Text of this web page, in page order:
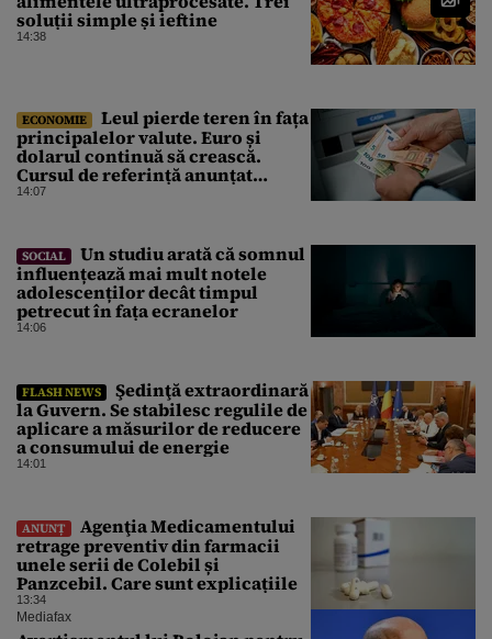
soluții simple și ieftine
14:38
ECONOMIE
Leul pierde teren în fața
principalelor valute. Euro și
dolarul continuă să crească.
Cursul de referință anunțat
pentru vineri de BNR
14:07
SOCIAL
Un studiu arată că somnul
influențează mai mult notele
adolescenților decât timpul
petrecut în fața ecranelor
14:06
FLASH NEWS
Şedinţă extraordinară
la Guvern. Se stabilesc regulile de
aplicare a măsurilor de reducere
a consumului de energie
14:01
ANUNȚ
Agenţia Medicamentului
retrage preventiv din farmacii
unele serii de Colebil și
Panzcebil. Care sunt explicațiile
13:34
Mediafax